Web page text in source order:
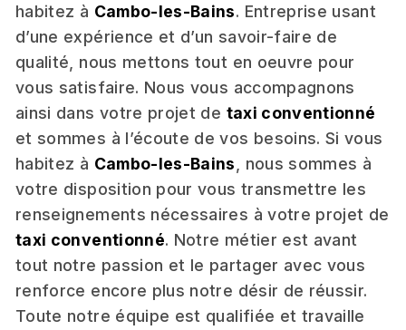
habitez à Cambo-les-Bains. Entreprise usant
d’une expérience et d’un savoir-faire de
qualité, nous mettons tout en oeuvre pour
vous satisfaire. Nous vous accompagnons
ainsi dans votre projet de taxi conventionné
et sommes à l’écoute de vos besoins. Si vous
habitez à Cambo-les-Bains , nous sommes à
votre disposition pour vous transmettre les
renseignements nécessaires à votre projet de
taxi conventionné. Notre métier est avant
tout notre passion et le partager avec vous
renforce encore plus notre désir de réussir.
Toute notre équipe est qualifiée et travaille